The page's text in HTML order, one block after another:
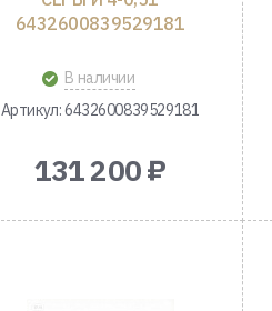
6432600839529181
В наличии
Артикул: 6432600839529181
131 200 ₽